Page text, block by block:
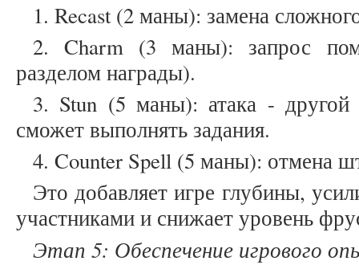
1. Recast (2 маны): замена
2. Charm (3 маны): запрос
разделом награды).
3. Stun (5 маны): атака - другой
сможет выполнять задания.
4. Counter Spell (5 маны): отмена
Это добавляет игре глубины,
участниками и снижает уровень
Этап 5: Обеспечение игрового